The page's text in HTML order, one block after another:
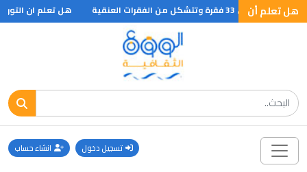
هل تعلم أن
وتتشكل من الفقرات العنقية هل تعلم ان التورنادو ماهو
تسجيل دخول انشاء حساب